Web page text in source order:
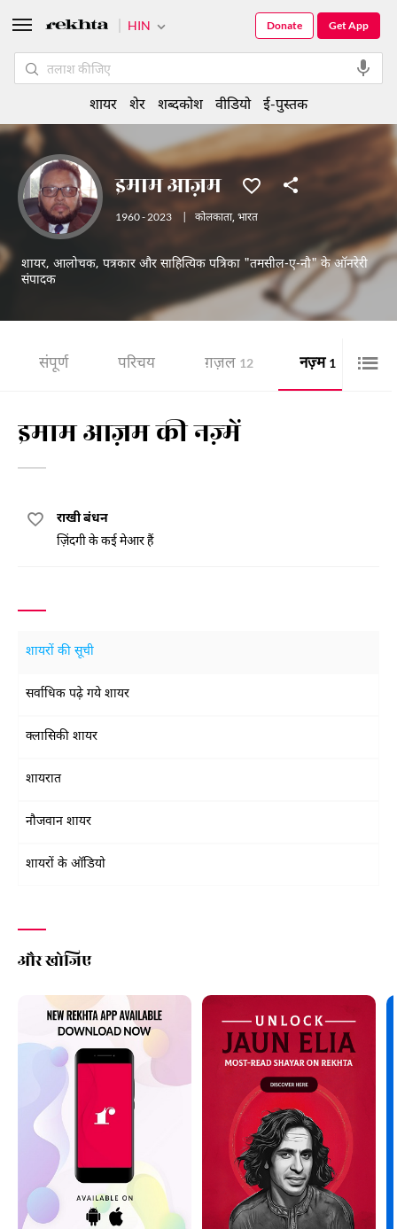
इमाम आज़म
1960 - 2023 कोलकाता, भारत
शायर, आलोचक, पत्रकार और साहित्यिक पत्रिका "तमसील-ए-नौ" के ऑनरेरी
संपादक
संपूर्ण परिचय ग़ज़ल 12 नज़्म 1
इमाम आज़म की नज़्में
राखी बंधन
ज़िंदगी के कई मेआर हैं
शायरों की सूची
सर्वाधिक पढ़े गये शायर
क्लासिकी शायर
शायरात
नौजवान शायर
शायरों के ऑडियो
और खोजिए
HIN Get App
Donate
शायर शेर शब्दकोश वीडियो ई-पुस्तक